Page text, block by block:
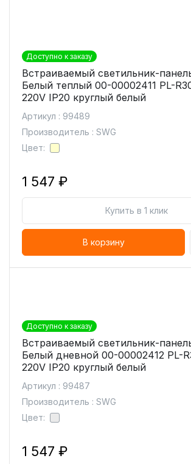
Доступно к заказу
Встраиваемый светильник-
Белый теплый 00-00002411 PL-
220V IP20 круглый белый
Артикул : 99489
Производитель : SWG
Цвет:
1 547 ₽
Купить в 1 клик
В корзину
Доступно к заказу
Встраиваемый светильник-
Белый дневной 00-00002412 PL-
220V IP20 круглый белый
Артикул : 99487
Производитель : SWG
Цвет:
1 547 ₽